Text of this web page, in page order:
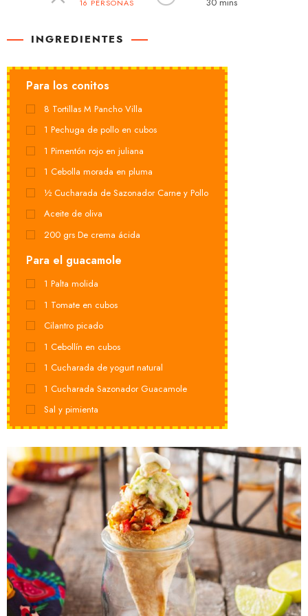
16 PERSONAS
INGREDIENTES
Para los conitos
8 Tortillas M Pancho Villa
1 Pechuga de pollo en cubos
1 Pimentón rojo en juliana
1 Cebolla morada en pluma
½ Cucharada de Sazonador Carne y Pollo
Aceite de oliva
200 grs De crema ácida
Para el guacamole
1 Palta molida
1 Tomate en cubos
Cilantro picado
1 Cebollín en cubos
1 Cucharada de yogurt natural
1 Cucharada Sazonador Guacamole
Sal y pimienta